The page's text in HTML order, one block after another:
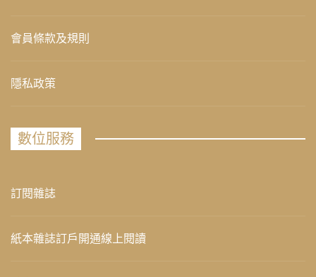
會員條款及規則
隱私政策
數位服務
訂閱雜誌
紙本雜誌訂戶開通線上閱讀